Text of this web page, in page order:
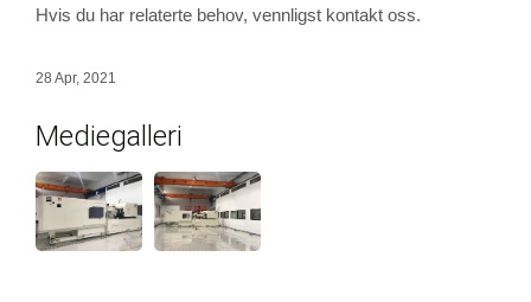
Hvis du har relaterte behov, vennligst kontakt oss.
28 Apr, 2021
Mediegalleri